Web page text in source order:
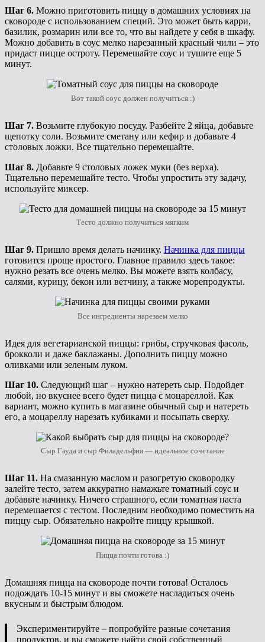
Шаг 6. Можно приготовить пиццу в домашних условиях на
сковороде с использованием специй. Это может быть карри,
базилик, розмарин или все то, что вы найдете у себя в шкафу.
Можно добавить в соус мелко нарезанный красный чили – это
придаст пицце остроту. Перемешайте соус и тушите еще 5
минут.
Вот такой соус должен получиться :)
Шаг 7. Возьмите глубокую посуду. Разбейте 2 яйца, добавьте
щепотку соли. Возьмите сметану или кефир и добавьте 4
столовых ложки. Все тщательно перемешайте.
Шаг 8. Добавьте 9 столовых ложек муки (без верха).
Тщательно перемешайте тесто. Чтобы упростить эту задачу,
используйте миксер.
Тесто должно получиться мягким
Шаг 9. Пришло время делать начинку. Начинка для пиццы
готовится проще простого. Главное правило здесь такое:
нужно резать все очень мелко. Вы можете взять колбасу,
салями, курицу, бекон или ветчину, а также морепродукты.
Все ингредиенты нарезаем мелко
Идея для вегетарианской пиццы: грибы, стручковая фасоль,
брокколи и даже баклажаны. Дополнить пиццу можно
оливками или зеленым луком.
Шаг 10. Следующий шаг – нужно натереть сыр. Подойдет
любой, но вкуснее всего будет пицца с моцареллой. Как
вариант, можно купить в магазине обычный сыр и натереть
его, а моцареллу нарезать кубиками и посыпать сверху.
Сыр Гауда и сыр Филадельфия — идеальное сочетание
Шаг 11. На смазанную маслом и разогретую сковородку
залейте тесто, затем аккуратно намажьте томатный соус и
добавьте начинку. Ничего страшного, если томатная паста
перемешается с тестом. Последним необходимо поместить на
пиццу сыр. Обязательно накройте пиццу крышкой.
Пицца почти готова :)
Домашняя пицца на сковороде почти готова! Осталось
подождать 10-15 минут и вы сможете насладиться очень
вкусным и быстрым блюдом.
Экспериментируйте – попробуйте разные сочетания
продуктов, и вы сможете найти свой собственный